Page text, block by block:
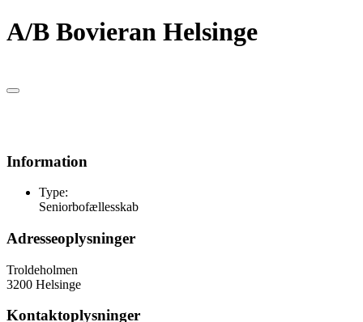
A/B Bovieran Helsinge
Information
Type:
Seniorbofællesskab
Adresseoplysninger
Troldeholmen
3200 Helsinge
Kontaktoplysninger